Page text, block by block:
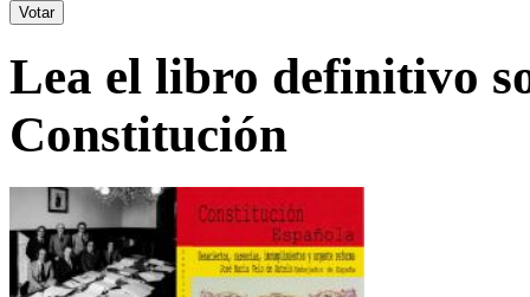
Lea el libro definitivo
Constitución